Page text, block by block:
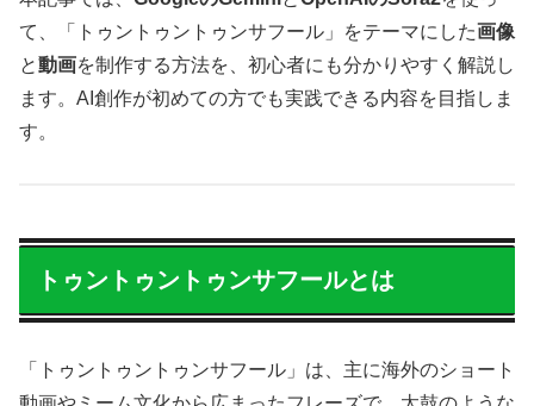
て、「トゥントゥントゥンサフール」をテーマにした画像
と動画を制作する方法を、初心者にも分かりやすく解説し
ます。AI創作が初めての方でも実践できる内容を目指しま
す。
トゥントゥントゥンサフールとは
「トゥントゥントゥンサフール」は、主に海外のショート